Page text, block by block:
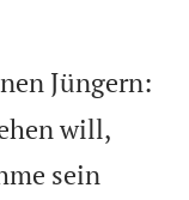
Jüngern:
will,
sein